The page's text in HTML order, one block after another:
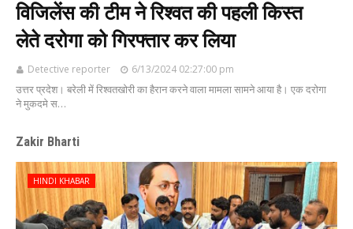
विजिलेंस की टीम ने रिश्वत की पहली किस्त
लेते दरोगा को गिरफ्तार कर लिया
Detective reporter 6/13/2024 02:27:00 pm
उत्तर प्रदेश। बरेली में रिश्वतखोरी का हैरान करने वाला मामला सामने आया है। एक दरोगा
ने मुकदमे स…
Zakir Bharti
HINDI KHABAR